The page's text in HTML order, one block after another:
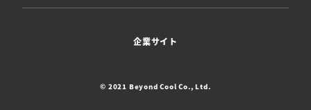
企業サイト
© 2021 Beyond Cool Co., Ltd.